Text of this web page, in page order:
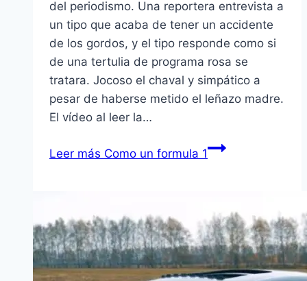
del periodismo. Una reportera entrevista a
un tipo que acaba de tener un accidente
de los gordos, y el tipo responde como si
de una tertulia de programa rosa se
tratara. Jocoso el chaval y simpático a
pesar de haberse metido el leñazo madre.
El ví­deo al leer la…
Leer más Como un formula 1